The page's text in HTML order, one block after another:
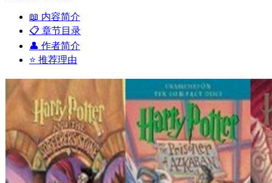
📖 内容简介
📋 章节目录
👤 作者简介
⭐ 推荐理由